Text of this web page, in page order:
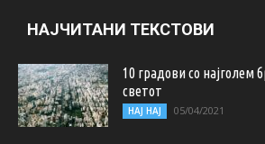
НАЈЧИТАНИ ТЕКСТОВИ
10 градови со најголем
светот
НАЈ НАЈ 05/04/2021